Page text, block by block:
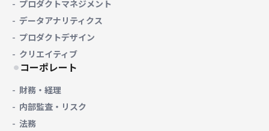
プロダクトマネジメント
データアナリティクス
プロダクトデザイン
クリエイティブ
コーポレート
財務・経理
内部監査・リスク
法務